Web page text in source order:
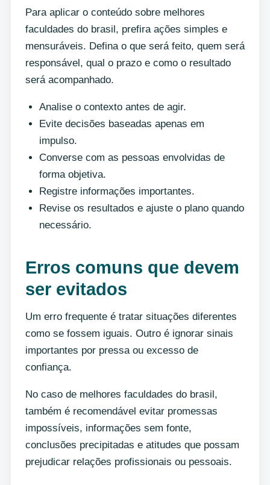
Para aplicar o conteúdo sobre melhores
faculdades do brasil, prefira ações simples e
mensuráveis. Defina o que será feito, quem será
responsável, qual o prazo e como o resultado
será acompanhado.
Analise o contexto antes de agir.
Evite decisões baseadas apenas em
impulso.
Converse com as pessoas envolvidas de
forma objetiva.
Registre informações importantes.
Revise os resultados e ajuste o plano quando
necessário.
Erros comuns que devem
ser evitados
Um erro frequente é tratar situações diferentes
como se fossem iguais. Outro é ignorar sinais
importantes por pressa ou excesso de
confiança.
No caso de melhores faculdades do brasil,
também é recomendável evitar promessas
impossíveis, informações sem fonte,
conclusões precipitadas e atitudes que possam
prejudicar relações profissionais ou pessoais.